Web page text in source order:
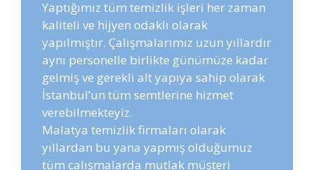
Yaptığımız tüm temizlik işleri her zaman
kaliteli ve hijyen odaklı olarak
yapılmıştır. Çalışmalarımız uzun yıllardır
aynı personelle birlikte günümüze kadar
gelmiş ve gerekli alt yapıya sahip olarak
İstanbul’un tüm semtlerine hizmet
verebilmekteyiz.
Malatya temizlik firmaları olarak
yıllardan bu yana yapmış olduğumuz
tüm çalışmalarda mutlak müşteri